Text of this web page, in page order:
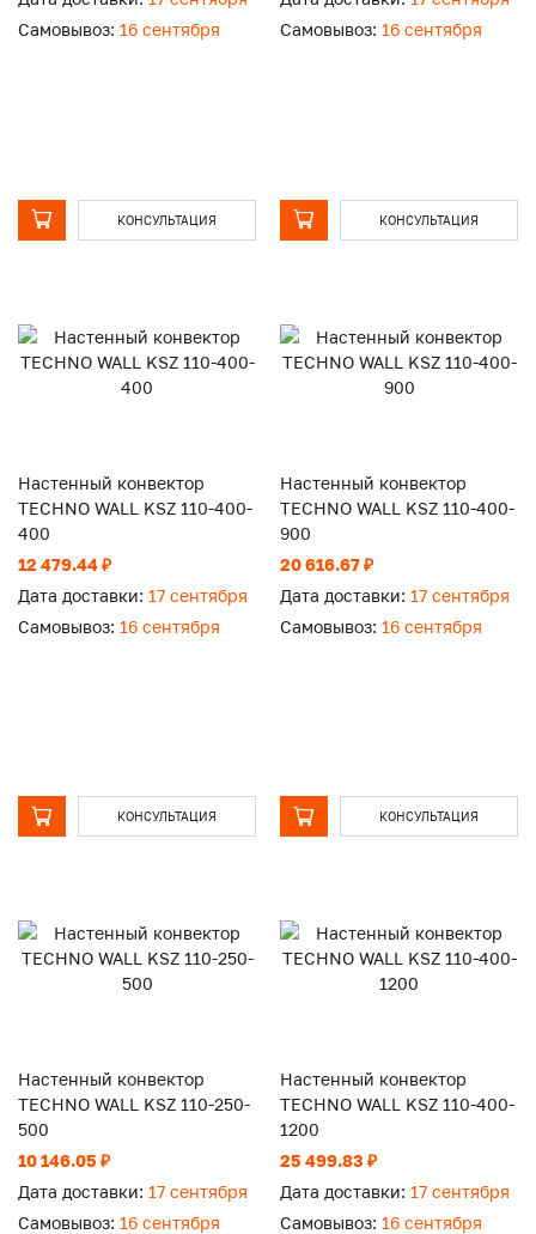
Самовывоз: 16 сентября
КОНСУЛЬТАЦИЯ
Самовывоз: 16 сентября
КОНСУЛЬТАЦИЯ
Настенный конвектор
TECHNO WALL KSZ 110-400-
400
12 479.44 ₽
Дата доставки: 17 сентября
Самовывоз: 16 сентября
КОНСУЛЬТАЦИЯ
Настенный конвектор
TECHNO WALL KSZ 110-400-
900
20 616.67 ₽
Дата доставки: 17 сентября
Самовывоз: 16 сентября
КОНСУЛЬТАЦИЯ
Настенный конвектор
TECHNO WALL KSZ 110-250-
500
10 146.05 ₽
Дата доставки: 17 сентября
Самовывоз: 16 сентября
Настенный конвектор
TECHNO WALL KSZ 110-400-
1200
25 499.83 ₽
Дата доставки: 17 сентября
Самовывоз: 16 сентября